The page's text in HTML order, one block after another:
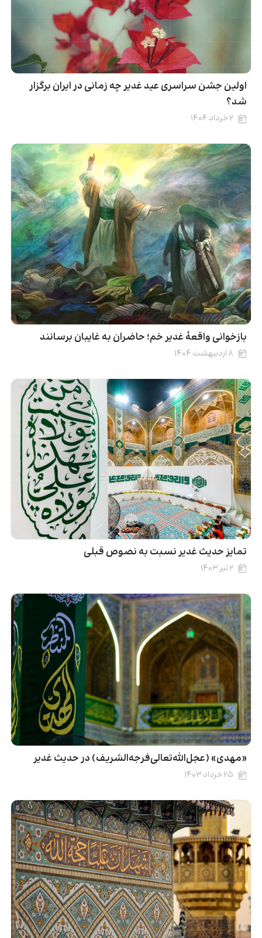
اولین جشن سراسری عید غدیر چه زمانی در ایران برگزار
شد؟
۲ خرداد ۱۴۰۴
بازخوانی واقعۀ غدیر خم؛ حاضران به غایبان برسانند
۸ اردیبهشت ۱۴۰۴
تمایز حدیث غدیر نسبت به نصوص قبلی
۲ تیر ۱۴۰۳
«مهدی» (عجل‌‌الله‌تعالی‌فرجه‌‌الشریف) در حدیث غدیر
۲۵ خرداد ۱۴۰۳